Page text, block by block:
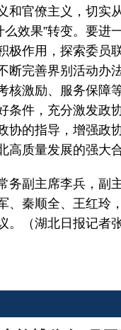
和官僚主义，切实
么效果”转变。要进
极作用，探索委员
断完善界别活动办
核激励、服务保障
条件，充分激发政
协的指导，增强政
高质量发展的强大合
副主席李兵，副
、秦顺全、王红玲
。（湖北日报记者